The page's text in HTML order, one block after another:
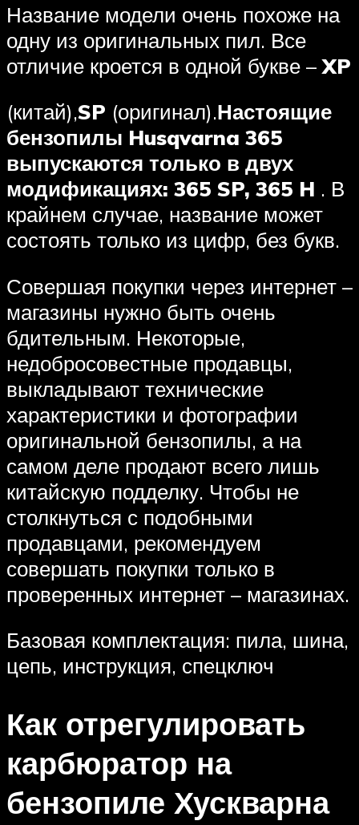
Название модели очень похоже на
одну из оригинальных пил. Все
отличие кроется в одной букве –XP
(китай),SP (оригинал).Настоящие
бензопилы Husqvarna 365
выпускаются только в двух
модификациях: 365 SP, 365 H . В
крайнем случае, название может
состоять только из цифр, без букв.
Совершая покупки через интернет –
магазины нужно быть очень
бдительным. Некоторые,
недобросовестные продавцы,
выкладывают технические
характеристики и фотографии
оригинальной бензопилы, а на
самом деле продают всего лишь
китайскую подделку. Чтобы не
столкнуться с подобными
продавцами, рекомендуем
совершать покупки только в
проверенных интернет – магазинах.
Базовая комплектация: пила, шина,
цепь, инструкция, спецключ
Как отрегулировать
карбюратор на
бензопиле Хускварна